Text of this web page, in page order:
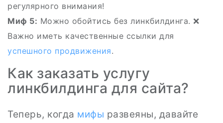
регулярного внимания!
Миф 5: Можно обойтись без линкбилдинга. ❌
Важно иметь качественные ссылки для
успешного продвижения.
Как заказать услугу
линкбилдинга для сайта?
Теперь, когда мифы развеяны, давайте